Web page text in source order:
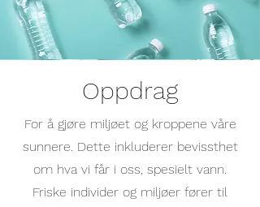
0000-0000000000111_Ved å bli med
kan du også poste i den offentlige
seksjonen av prosjektgruppen 'H20'-
til vannkvaliteten din. etter at du har
tatt undersøkelsen "Rapporter
vanntilgang og kvalitet" på
Oppdrag
For å gjøre miljøet og kroppene våre
sunnere. Dette inkluderer bevissthet
om hva vi får i oss, spesielt vann.
Friske individer og miljøer fører til